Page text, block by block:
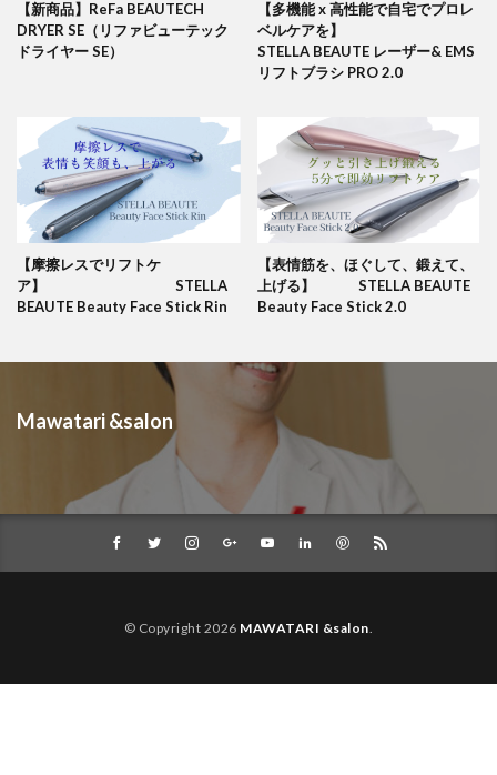
【新商品】ReFa BEAUTECH
DRYER SE（リファビューテック
ドライヤー SE）
【多機能 x 高性能で自宅でプロレ
ベルケアを】
STELLA BEAUTE レーザー& EMS
リフトブラシ PRO 2.0
【摩擦レスでリフトケ
ア】 STELLA
BEAUTE Beauty Face Stick Rin
【表情筋を、ほぐして、鍛えて、
上げる】 STELLA BEAUTE
Beauty Face Stick 2.0
Mawatari &salon
© Copyright 2026 MAWATARI &salon